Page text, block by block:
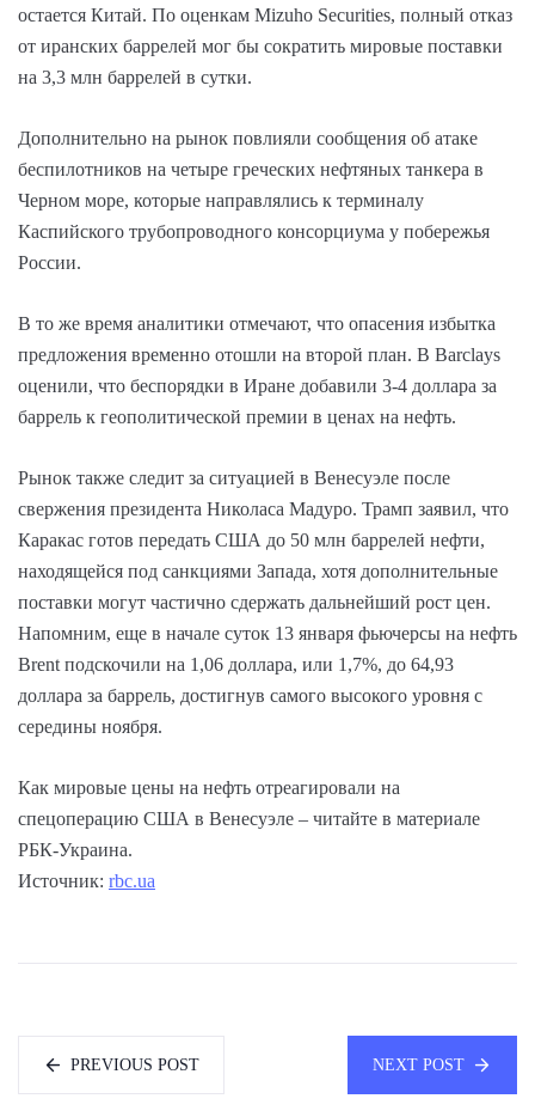
остается Китай. По оценкам Mizuho Securities, полный отказ
от иранских баррелей мог бы сократить мировые поставки
на 3,3 млн баррелей в сутки.
Дополнительно на рынок повлияли сообщения об атаке
беспилотников на четыре греческих нефтяных танкера в
Черном море, которые направлялись к терминалу
Каспийского трубопроводного консорциума у побережья
России.
В то же время аналитики отмечают, что опасения избытка
предложения временно отошли на второй план. В Barclays
оценили, что беспорядки в Иране добавили 3-4 доллара за
баррель к геополитической премии в ценах на нефть.
Рынок также следит за ситуацией в Венесуэле после
свержения президента Николаса Мадуро. Трамп заявил, что
Каракас готов передать США до 50 млн баррелей нефти,
находящейся под санкциями Запада, хотя дополнительные
поставки могут частично сдержать дальнейший рост цен.
Напомним, еще в начале суток 13 января фьючерсы на нефть
Brent подскочили на 1,06 доллара, или 1,7%, до 64,93
доллара за баррель, достигнув самого высокого уровня с
середины ноября.
Как мировые цены на нефть отреагировали на
спецоперацию США в Венесуэле – читайте в материале
РБК-Украина.
Источник: rbc.ua
PREVIOUS POST NEXT POST